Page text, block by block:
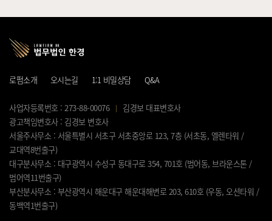
로펌소개 오시는길 1:1 비밀상담 Q&A
사업자등록번호 : 273-88-00076
김경보 대표변호사
광고책임변호사 : 김경보 변호사
서울주사무소 : 서울특별시 서초구 서초중앙로 123, 7층 (서초동, 엘렌타워 /
교대역8번출구)
대구분사무소 : 대구광역시 수성구 동대구로 354, 701호 (범어동, 브라운스톤 /
범어역11번출구)
부산분사무소 : 부산광역시 해운대구 해운대해변로 203, 610호 (우동, 오션타워 /
동백역1번출구)